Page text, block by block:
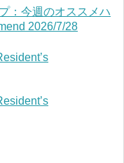
：今週のオススメハ
2026/7/28